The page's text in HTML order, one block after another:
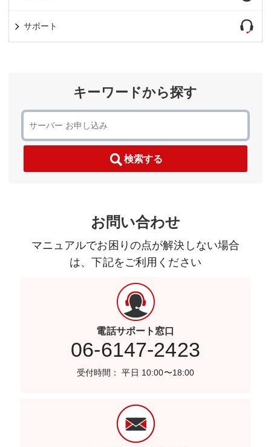
サポート
キーワードから探す
検索する
お問い合わせ
マニュアルでお困りの点が解決しない場合
は、下記をご利用ください
電話サポート窓口
06-6147-2423
受付時間： 平日 10:00〜18:00